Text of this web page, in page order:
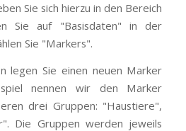
Sie sich hierzu in den Bereich
Sie auf "Basisdaten" in der
Sie "Markers".
legen Sie einen neuen Marker
nennen wir den Marker
drei Gruppen: "Haustiere",
Die Gruppen werden jeweils